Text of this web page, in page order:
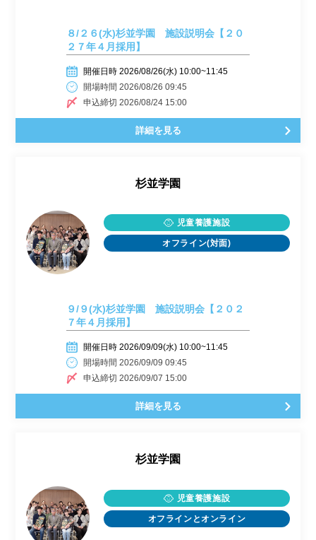
８/２６(水)杉並学園 施設説明会【２０
２７年４月採用】
開催日時 2026/08/26(水) 10:00~11:45
開場時間 2026/08/26 09:45
申込締切 2026/08/24 15:00
詳細を見る
杉並学園
児童養護施設
オフライン(対面)
９/９(水)杉並学園 施設説明会【２０２
７年４月採用】
開催日時 2026/09/09(水) 10:00~11:45
開場時間 2026/09/09 09:45
申込締切 2026/09/07 15:00
詳細を見る
杉並学園
児童養護施設
オフラインとオンライン